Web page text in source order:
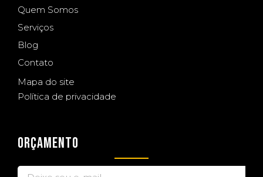
Quem Somos
Serviços
Blog
Contato
Mapa do site
Política de privacidade
ORÇAMENTO